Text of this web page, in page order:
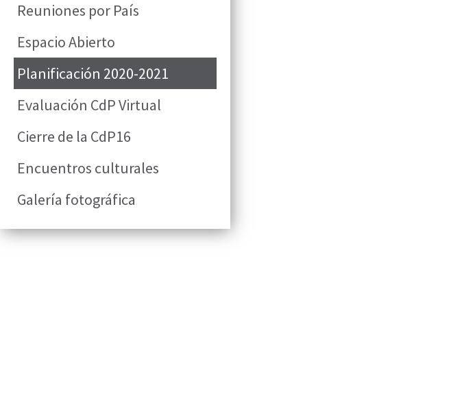
Reuniones por País
Espacio Abierto
Planificación 2020-2021
Evaluación CdP Virtual
Cierre de la CdP16
Encuentros culturales
Galería fotográfica